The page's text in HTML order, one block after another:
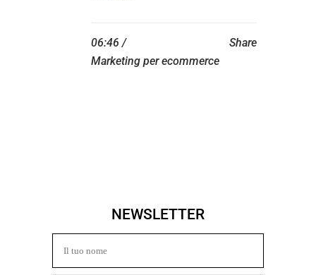
06:46 /
Marketing per ecommerce
Share
NEWSLETTER